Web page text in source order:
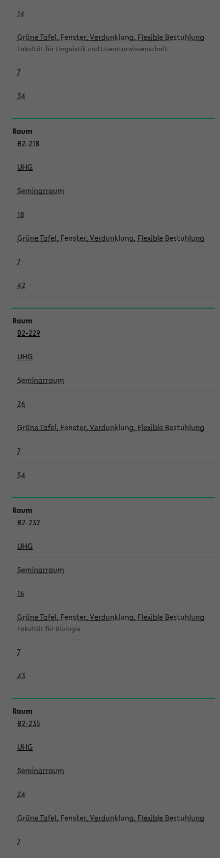
14
Grüne Tafel, Fenster, Verdunklung, Flexible Bestuhlung
Fakultät für Linguistik und Literaturwissenschaft
7
34
B2-218
UHG
Seminarraum
18
Grüne Tafel, Fenster, Verdunklung, Flexible Bestuhlung
7
42
B2-229
UHG
Seminarraum
26
Grüne Tafel, Fenster, Verdunklung, Flexible Bestuhlung
7
54
B2-232
UHG
Seminarraum
16
Grüne Tafel, Fenster, Verdunklung, Flexible Bestuhlung
Fakultät für Biologie
7
43
B2-235
UHG
Seminarraum
24
Grüne Tafel, Fenster, Verdunklung, Flexible Bestuhlung
7